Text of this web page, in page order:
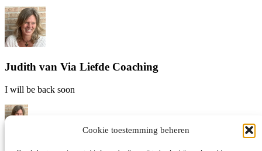
Cookie toestemming beheren
Judith van Via Liefde Coaching
I will be back soon
Hallo! Judith van Via Liefde coaching hier! Waar kan ik je mee